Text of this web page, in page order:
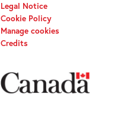
Legal Notice
Cookie Policy
Manage cookies
Credits